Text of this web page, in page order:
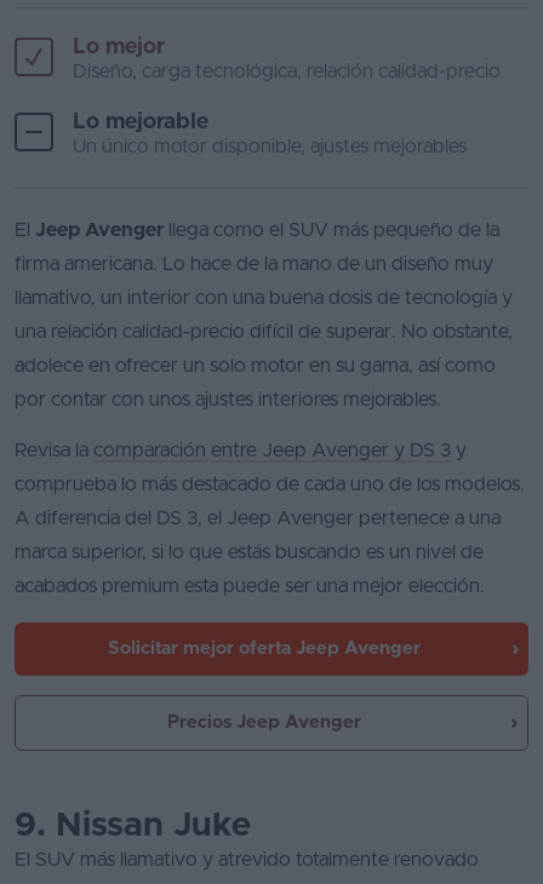
Lo mejor
Diseño, carga tecnológica, relación calidad-precio
Lo mejorable
Un único motor disponible, ajustes mejorables
El Jeep Avenger llega como el SUV más pequeño de la
firma americana. Lo hace de la mano de un diseño muy
llamativo, un interior con una buena dosis de tecnología y
una relación calidad-precio difícil de superar. No obstante,
adolece en ofrecer un solo motor en su gama, así como
por contar con unos ajustes interiores mejorables.
Revisa la comparación entre Jeep Avenger y DS 3 y
comprueba lo más destacado de cada uno de los modelos.
A diferencia del DS 3, el Jeep Avenger pertenece a una
marca superior, si lo que estás buscando es un nivel de
acabados premium esta puede ser una mejor elección.
Solicitar mejor oferta Jeep Avenger
Precios Jeep Avenger
9. Nissan Juke
El SUV más llamativo y atrevido totalmente renovado